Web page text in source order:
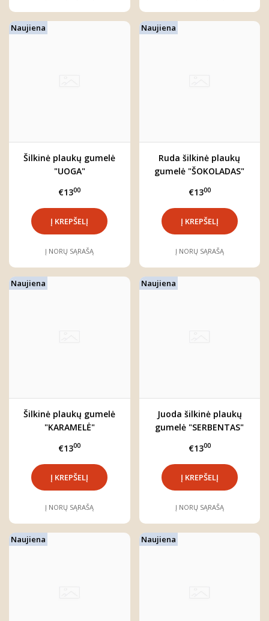
Naujiena
Šilkinė plaukų gumelė
"UOGA"
€1300
Į NORŲ SĄRAŠĄ
Naujiena
Ruda šilkinė plaukų
gumelė "ŠOKOLADAS"
€1300
Į NORŲ SĄRAŠĄ
Naujiena
Šilkinė plaukų gumelė
"KARAMELĖ"
€1300
Į NORŲ SĄRAŠĄ
Naujiena
Juoda šilkinė plaukų
gumelė "SERBENTAS"
€1300
Į NORŲ SĄRAŠĄ
Naujiena Naujiena